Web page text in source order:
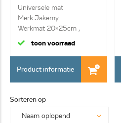
25cm JMZ09
Universele mat
Merk Jakemy
Werkmat 20x25cm ,
inclusief vil...
toon voorraad
Product informatie
Sorteren op